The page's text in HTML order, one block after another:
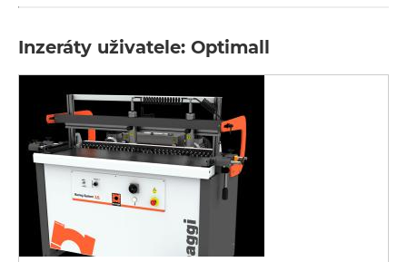
Inzeráty uživatele: Optimall